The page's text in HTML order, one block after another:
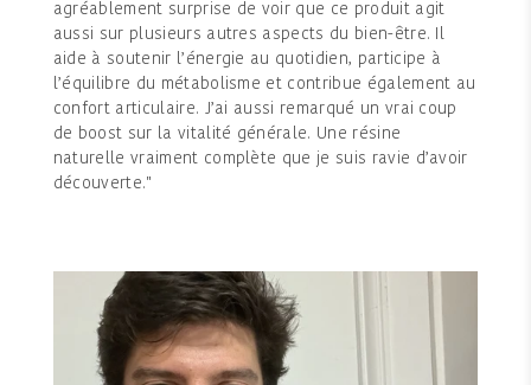
agréablement surprise de voir que ce produit agit
aussi sur plusieurs autres aspects du bien-être. Il
aide à soutenir l’énergie au quotidien, participe à
l’équilibre du métabolisme et contribue également au
confort articulaire. J’ai aussi remarqué un vrai coup
de boost sur la vitalité générale. Une résine
naturelle vraiment complète que je suis ravie d’avoir
découverte."